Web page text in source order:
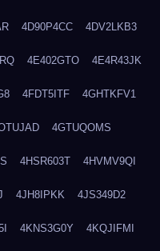
4D90P4CC 4DV2LKB3
4E402GTO 4E4R43JK
4FDT5ITF 4GHTKFV1
4GTUQOMS
4HSR603T 4HVMV9QI
4JH8IPKK 4JS349D2
4KNS3G0Y 4KQJIFMI